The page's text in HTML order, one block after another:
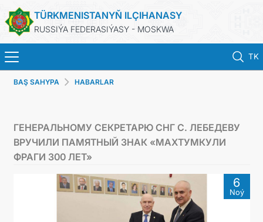
TÜRKMENISTANYŇ ILÇIHANASY
RUSSIÝA FEDERASIÝASY - MOSKWA
TK
ГЛАВНАЯ
КОНСУЛЬСКИЕ УСЛУГИ
ВИЗА
BAŞ SAHYPA HABARLAR
ГЕНЕРАЛЬНОМУ СЕКРЕТАРЮ СНГ С. ЛЕБЕДЕВУ
ВРУЧИЛИ ПАМЯТНЫЙ ЗНАК «МАХТУМКУЛИ
ФРАГИ 300 ЛЕТ»
6
Noý